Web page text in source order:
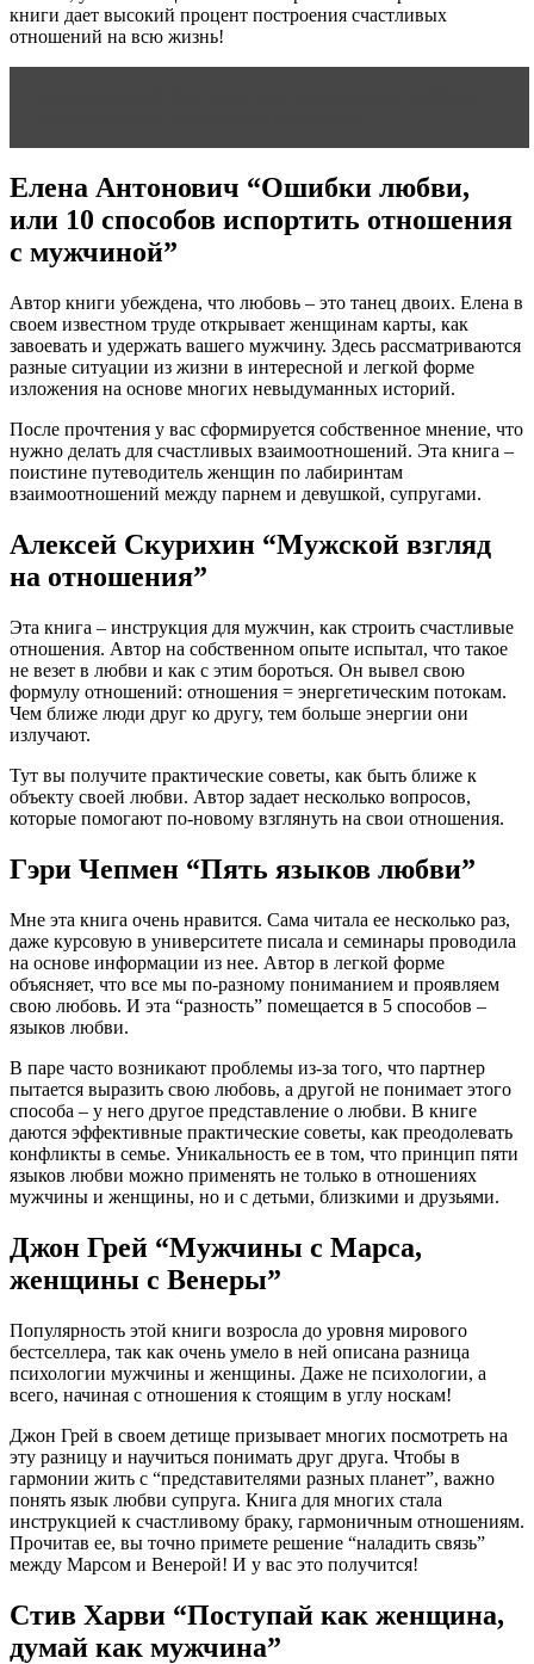
книги дает высокий процент построения счастливых
отношений на всю жизнь!
Елена Антонович “Ошибки любви,
или 10 способов испортить отношения
с мужчиной”
Автор книги убеждена, что любовь – это танец двоих. Елена в
своем известном труде открывает женщинам карты, как
завоевать и удержать вашего мужчину. Здесь рассматриваются
разные ситуации из жизни в интересной и легкой форме
изложения на основе многих невыдуманных историй.
После прочтения у вас сформируется собственное мнение, что
нужно делать для счастливых взаимоотношений. Эта книга –
поистине путеводитель женщин по лабиринтам
взаимоотношений между парнем и девушкой, супругами.
Алексей Скурихин “Мужской взгляд
на отношения”
Эта книга – инструкция для мужчин, как строить счастливые
отношения. Автор на собственном опыте испытал, что такое
не везет в любви и как с этим бороться. Он вывел свою
формулу отношений: отношения = энергетическим потокам.
Чем ближе люди друг ко другу, тем больше энергии они
излучают.
Тут вы получите практические советы, как быть ближе к
объекту своей любви. Автор задает несколько вопросов,
которые помогают по-новому взглянуть на свои отношения.
Гэри Чепмен “Пять языков любви”
Мне эта книга очень нравится. Сама читала ее несколько раз,
даже курсовую в университете писала и семинары проводила
на основе информации из нее. Автор в легкой форме
объясняет, что все мы по-разному пониманием и проявляем
свою любовь. И эта “разность” помещается в 5 способов –
языков любви.
В паре часто возникают проблемы из-за того, что партнер
пытается выразить свою любовь, а другой не понимает этого
способа – у него другое представление о любви. В книге
даются эффективные практические советы, как преодолевать
конфликты в семье. Уникальность ее в том, что принцип пяти
языков любви можно применять не только в отношениях
мужчины и женщины, но и с детьми, близкими и друзьями.
Джон Грей “Мужчины с Марса,
женщины с Венеры”
Популярность этой книги возросла до уровня мирового
бестселлера, так как очень умело в ней описана разница
психологии мужчины и женщины. Даже не психологии, а
всего, начиная с отношения к стоящим в углу носкам!
Джон Грей в своем детище призывает многих посмотреть на
эту разницу и научиться понимать друг друга. Чтобы в
гармонии жить с “представителями разных планет”, важно
понять язык любви супруга. Книга для многих стала
инструкцией к счастливому браку, гармоничным отношениям.
Прочитав ее, вы точно примете решение “наладить связь”
между Марсом и Венерой! И у вас это получится!
Стив Харви “Поступай как женщина,
думай как мужчина”